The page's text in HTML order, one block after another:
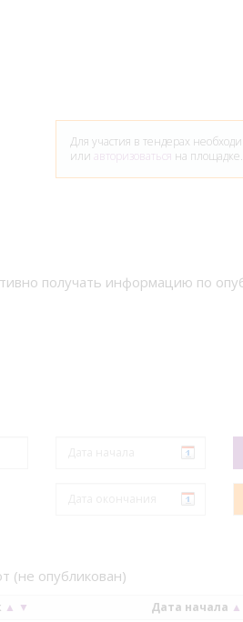
Для участия в тендерах
или авторизоваться на площадке.
получать информацию по
(не опубликован)
▲ ▼ Дата начала ▲